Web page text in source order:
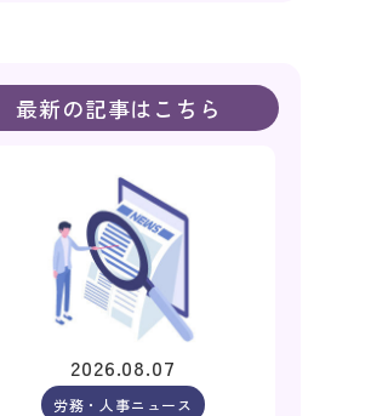
最新の記事はこちら
2026.08.07
労務・人事ニュース